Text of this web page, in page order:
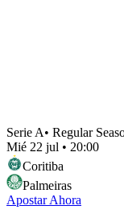
Serie A• Regular
Mié 22 jul • 20:00
Coritiba
Palmeiras
Apostar Ahora